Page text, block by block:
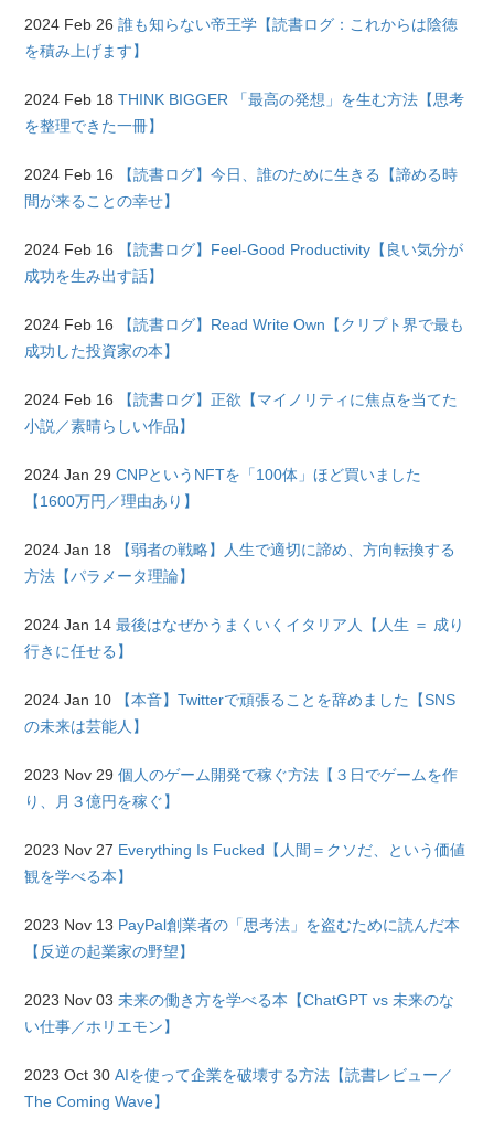
2024 Feb 26 誰も知らない帝王学【読書ログ：これからは陰徳
を積み上げます】
2024 Feb 18 THINK BIGGER 「最高の発想」を生む方法【思考
を整理できた一冊】
2024 Feb 16
【読書ログ】今日、誰のために生きる【諦める時
間が来ることの幸せ】
2024 Feb 16
【読書ログ】Feel-Good Productivity【良い気分が
成功を生み出す話】
2024 Feb 16
【読書ログ】Read Write Own【クリプト界で最も
成功した投資家の本】
2024 Feb 16
【読書ログ】正欲【マイノリティに焦点を当てた
小説／素晴らしい作品】
2024 Jan 29 CNPというNFTを「100体」ほど買いました
【1600万円／理由あり】
2024 Jan 18
【弱者の戦略】人生で適切に諦め、方向転換する
方法【パラメータ理論】
2024 Jan 14 最後はなぜかうまくいくイタリア人【人生 ＝ 成り
行きに任せる】
2024 Jan 10
【本音】Twitterで頑張ることを辞めました【SNS
の未来は芸能人】
2023 Nov 29 個人のゲーム開発で稼ぐ方法【３日でゲームを作
り、月３億円を稼ぐ】
2023 Nov 27 Everything Is Fucked【人間＝クソだ、という価値
観を学べる本】
2023 Nov 13 PayPal創業者の「思考法」を盗むために読んだ本
【反逆の起業家の野望】
2023 Nov 03 未来の働き方を学べる本【ChatGPT vs 未来のな
い仕事／ホリエモン】
2023 Oct 30 AIを使って企業を破壊する方法【読書レビュー／
The Coming Wave】